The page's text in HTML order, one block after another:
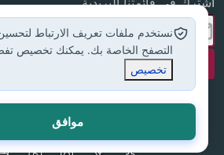
جميع الحقوق محفوظة لموقع إسلام أون
نستخدم ملفات تعريف الارتباط
التصفح الخاصة بك. يمكنك تخصيص
تخصيص
موافق